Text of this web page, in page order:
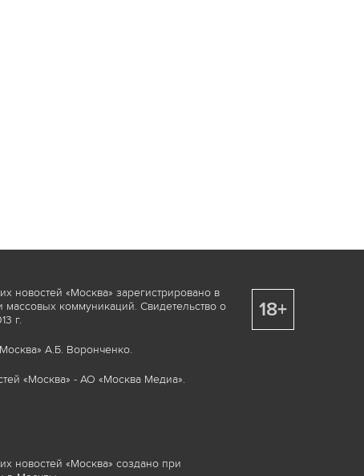
новостей «Москва» зарегистрировано в
коммуникаций. Свидетельство о
г.
А.Б. Воронченко.
«Москва» - АО «Москва Медиа».
новостей «Москва» создано при
18+